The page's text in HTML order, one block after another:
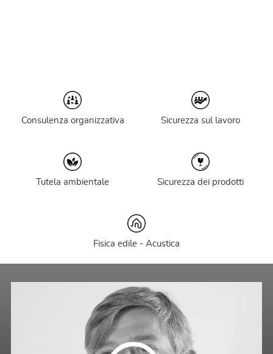
Consulenza organizzativa Sicurezza sul lavoro
Tutela ambientale Sicurezza dei prodotti
Fisica edile - Acustica